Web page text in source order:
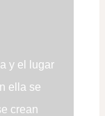
y el lugar
ella se
crean